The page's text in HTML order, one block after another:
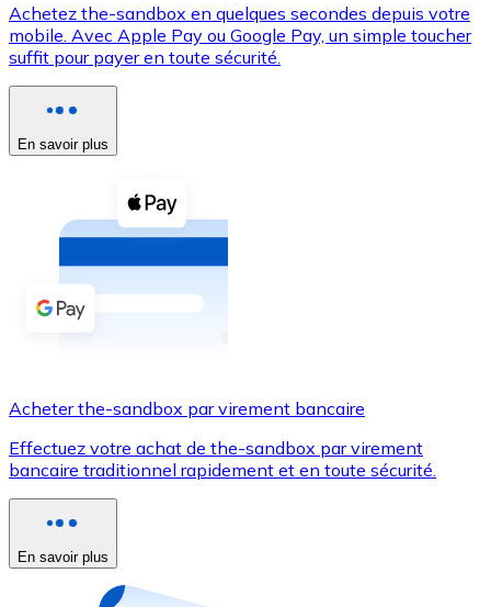
XRP
Voir toutes
Coupons crypto
Acheter avec espèces
Virement SEPA
Ajoutez des fonds à votre compte Bitnovo ou
Utilisez les cartes Visa et Mastercard pour acheter
Acheter avec carte
Boutique - Cartes
Achetez des cartes-cadeaux de vos marques
Achetez the-sandbox en quelques secondes depuis votre
mobile. Avec Apple Pay ou Google Pay, un simple toucher
suffit pour payer en toute sécurité.
En savoir plus
Acheter the-sandbox par virement bancaire
Effectuez votre achat de the-sandbox par virement
bancaire traditionnel rapidement et en toute sécurité.
En savoir plus